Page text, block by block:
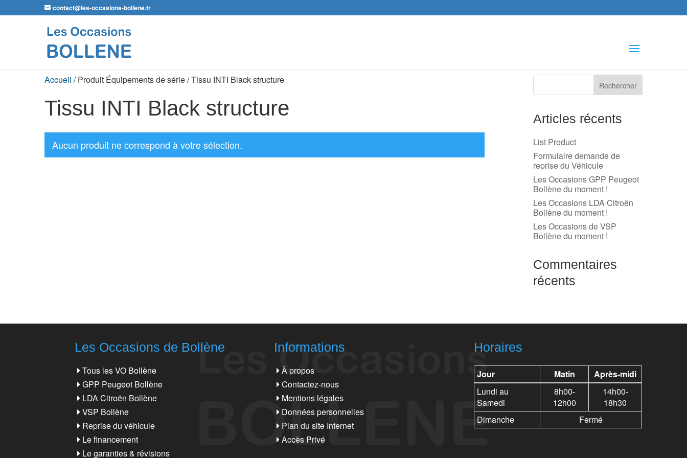
contact@les-occasions-bollene.fr
Accueil / Produit Équipements de série / Tissu INTI Black structure
Tissu INTI Black structure
Aucun produit ne correspond à votre sélection.
Articles récents
List Product
Formulaire demande de
reprise du Véhicule
Les Occasions GPP Peugeot
Bollène du moment !
Les Occasions LDA Citroën
Bollène du moment !
Les Occasions de VSP
Bollène du moment !
Commentaires
récents
Les Occasions de Bollène
Tous les VO Bollène
GPP Peugeot Bollène
LDA Citroën Bollène
VSP Bollène
Reprise du véhicule
Le financement
Le garanties & révisions
Informations
À propos
Contactez-nous
Mentions légales
Données personnelles
Plan du site Internet
Accès Privé
Horaires
Jour Matin
Après-midi
Lundi au
Samedi
8h00-
12h00
14h00-
18h30
Dimanche
Fermé